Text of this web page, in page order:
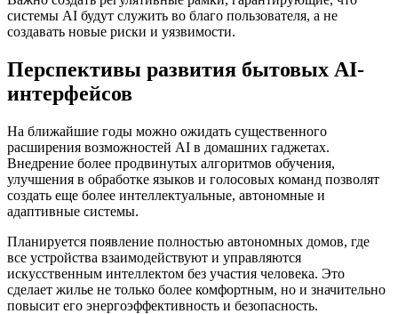
системы AI будут служить во благо пользователя, а не
создавать новые риски и уязвимости.
Перспективы развития бытовых AI-
интерфейсов
На ближайшие годы можно ожидать существенного
расширения возможностей AI в домашних гаджетах.
Внедрение более продвинутых алгоритмов обучения,
улучшения в обработке языков и голосовых команд позволят
создать еще более интеллектуальные, автономные и
адаптивные системы.
Планируется появление полностью автономных домов, где
все устройства взаимодействуют и управляются
искусственным интеллектом без участия человека. Это
сделает жилье не только более комфортным, но и значительно
повысит его энергоэффективность и безопасность.